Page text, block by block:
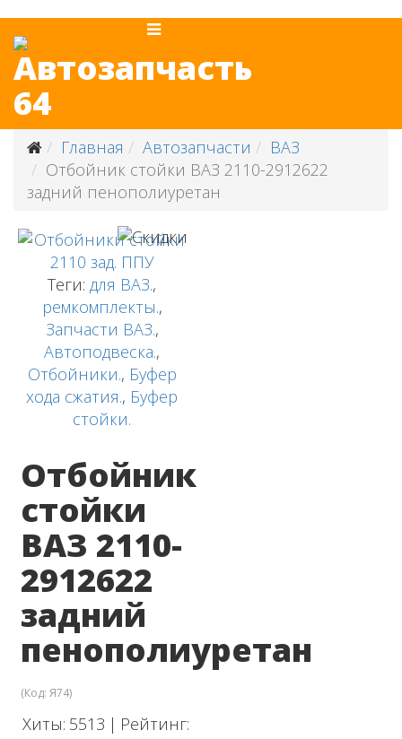
Главная Автозапчасти
ВАЗ
Отбойник стойки ВАЗ 2110-2912622
задний пенополиуретан
Теги:для ВАЗ.,
ремкомплекты.,
Запчасти ВАЗ.,
Автоподвеска.,
Отбойники., Буфер
хода сжатия., Буфер
стойки.
Отбойник
стойки
ВАЗ 2110-
2912622
задний
пенополиуретан
(Код:Я74)
Хиты: 5513 | Рейтинг: